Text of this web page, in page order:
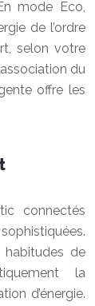
mode Eco,
de l’ordre
selon votre
du
offre les
connectés
habitudes de
la
d’énergie.